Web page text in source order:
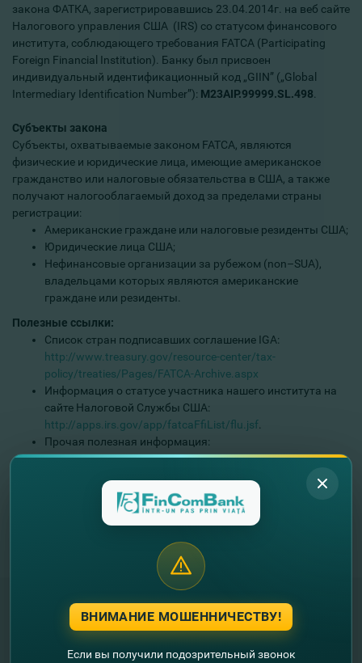
закона ФАТКА, зарегистрировавшись 23.04.2014г. на веб сайте
Налогового управления США (IRS) со статусом финансового
института, соблюдающего требования FATCA (Participating
Foreign Financial Institution). Банку был присвоен
индивидуальный идентификационный код „GIIN” („Global
Intermediary Identification Number”): M23AIP.99999.SL.498
Субъекты закона
Субъекты, охватываемые законом FATCA, являются
физические и юридические лица, имеющие американское
гражданство или налоговые обязательства в США, а также
получают налогооблагаемый доход за пределами страны
регистрации:
Американские граждане или налоговые резиденты США;
Юридические лица США;
Нефинансовые организации за рубежом (non–SUA),
владельцами которых являются американские
граждане или резиденты.
Полезные ссылки:
Список стран подписавших соглашение IGA:
http://www.treasury.gov/resource-center/tax-
policy/treaties/Pages/FATCA-Archive.aspx
Информация о статусе участника нашего института на
сайте Налоговой Службы США:
http://apps.irs.gov/app/fatcaFfiList/flu.jsf
Прочая полезная информация:
http://www.irs.gov/Businesses/Corporations/Foreign-
Примечание: Для большинства клиентов банка, FATCA не
имеет существенных последствий и к ним не будут
по-прежнему рад приветствовать и обслуживать клиентов,
Схемы гарантирования депозитов
ВНИМАНИЕ МОШЕННИЧЕСТВУ!
Если вы получили подозрительный звонок